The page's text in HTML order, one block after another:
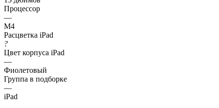
Процессор
—
M4
Расцветка iPad
?
Цвет корпуса iPad
—
Фиолетовый
Группа в подборке
—
iPad